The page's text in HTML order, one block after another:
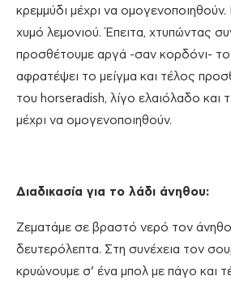
κρεμμύδι μέχρι να
χυμό λεμονιού. Έπειτα, χτυπώντας
προσθέτουμε αργά -σαν κορδόνι- το
αφρατέψει το μείγμα και τέλος
του horseradish, λίγο ελαιόλαδο και
μέχρι να ομογενοποιηθούν.
Διαδικασία για το λάδι άνηθου:
Ζεματάμε σε βραστό νερό τον άνηθο
δευτερόλεπτα. Στη συνέχεια τον
κρυώνουμε σ’ ένα μπολ με πάγο και